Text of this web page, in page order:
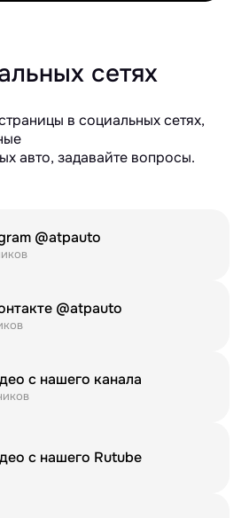
сетях
в социальных сетях,
авто, задавайте вопросы.
@atpauto
@atpauto
с нашего канала
с нашего Rutube